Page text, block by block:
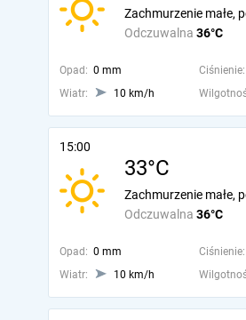
Odczuwalna 36°C
Zachmurzenie małe,
Opad: 0 mm Ciśnienie:
Wiatr:
10 km/h
15:00
33°C
Odczuwalna 36°C
Zachmurzenie małe,
Opad: 0 mm Ciśnienie:
Wiatr:
10 km/h